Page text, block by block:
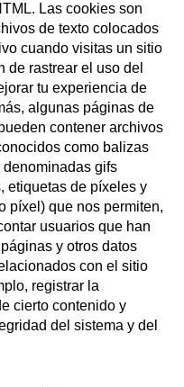
Las cookies son
de texto colocados
cuando visitas un sitio
de rastrear el uso del
tu experiencia de
algunas páginas de
contener archivos
como balizas
gifs
etiquetas de píxeles y
píxel) que nos permiten,
usuarios que han
y otros datos
con el sitio
registrar la
cierto contenido y
del sistema y del